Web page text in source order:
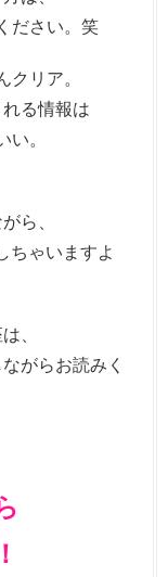
ださい。笑
クリア。
る情報は
い。
ら、
ちゃいますよ
、
がらお読みく